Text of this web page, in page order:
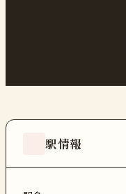
駅情報